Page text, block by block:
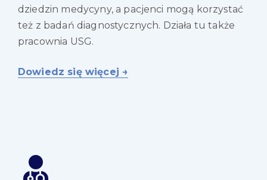
dziedzin medycyny, a pacjenci mogą korzystać
też z badań diagnostycznych. Działa tu także
pracownia USG.
Dowiedz się więcej →